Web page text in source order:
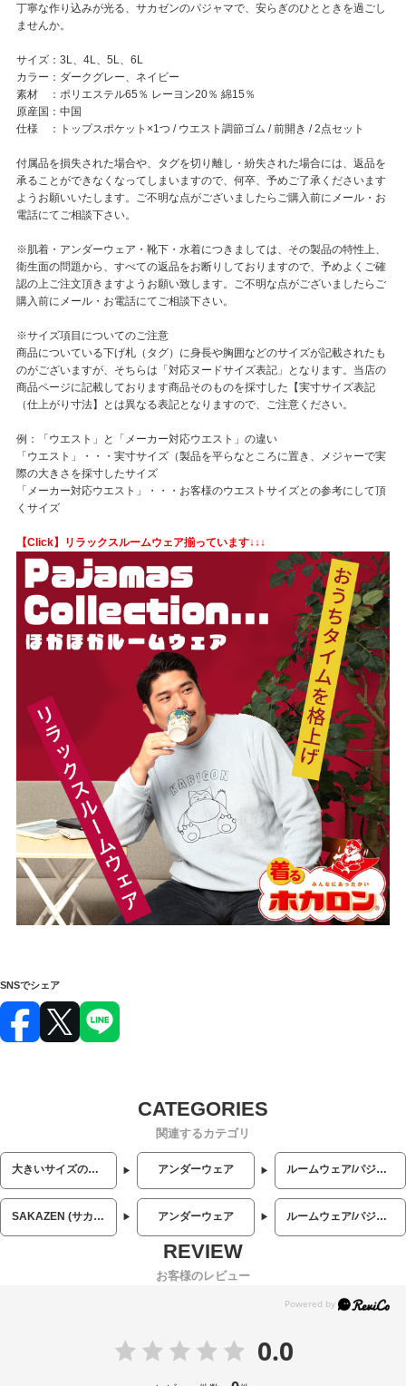
丁寧な作り込みが光る、サカゼンのパジャマで、安らぎのひとときを過ごし
ませんか。
サイズ：3L、4L、5L、6L
カラー：ダークグレー、ネイビー
素材 ：ポリエステル65％ レーヨン20％ 綿15％
原産国：中国
仕様 ：トップスポケット×1つ / ウエスト調節ゴム / 前開き / 2点セット
付属品を損失された場合や、タグを切り離し・紛失された場合には、返品を
承ることができなくなってしまいますので、何卒、予めご了承くださいます
ようお願いいたします。ご不明な点がございましたらご購入前にメール・お
電話にてご相談下さい。
※肌着・アンダーウェア・靴下・水着につきましては、その製品の特性上、
衛生面の問題から、すべての返品をお断りしておりますので、予めよくご確
認の上ご注文頂きますようお願い致します。ご不明な点がございましたらご
購入前にメール・お電話にてご相談下さい。
※サイズ項目についてのご注意
商品についている下げ札（タグ）に身長や胸囲などのサイズが記載されたも
のがございますが、そちらは「対応ヌードサイズ表記」となります。当店の
商品ページに記載しております商品そのものを採寸した【実寸サイズ表記
（仕上がり寸法】とは異なる表記となりますので、ご注意ください。
例：「ウエスト」と「メーカー対応ウエスト」の違い
「ウエスト」・・・実寸サイズ（製品を平らなところに置き、メジャーで実
際の大きさを採寸したサイズ
「メーカー対応ウエスト」・・・お客様のウエストサイズとの参考にして頂
くサイズ
【Click】リラックスルームウェア揃っています↓↓↓
SNSでシェア
関連するカテゴリ
大きいサイズのメンズ服 アンダーウェア ルームウェア/パジャマ
SAKAZEN (サカゼン) アンダーウェア ルームウェア/パジャマ
お客様のレビュー
0.0